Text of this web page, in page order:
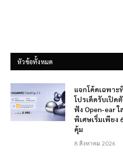
หัวข้อทั้งหมด
แจกโค้ดเฉพาะ
โปรเด็ดรับเปิดตั
ฟัง Open-ear
พิเศษเริ่มเพียง
คุ้ม
8 สิงหาคม 2026